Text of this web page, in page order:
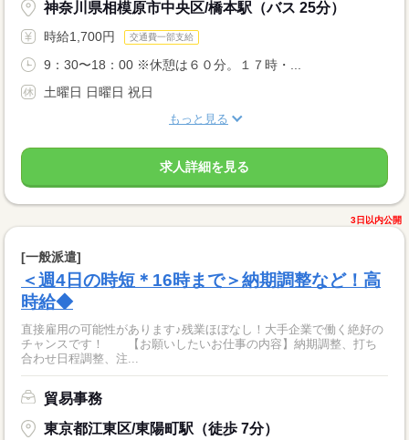
神奈川県相模原市中央区/橋本駅（バス 25分）
時給1,700円 交通費一部支給
9：30〜18：00 ※休憩は６０分。１７時・...
土曜日 日曜日 祝日
もっと見る
求人詳細を見る
3日以内公開
[一般派遣]
＜週4日の時短＊16時まで＞納期調整など！高
時給◆
直接雇用の可能性があります♪残業ほぼなし！大手企業で働く絶好の
チャンスです！ 【お願いしたいお仕事の内容】納期調整、打ち
合わせ日程調整、注...
貿易事務
東京都江東区/東陽町駅（徒歩 7分）